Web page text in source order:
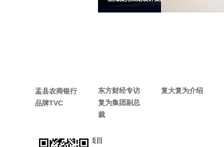
盂县农商银行
品牌TVC
东方财经专访
复为集团副总
裁
复大复为介绍
服务项目